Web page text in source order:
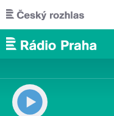
Přejít k hlavnímu obsahu